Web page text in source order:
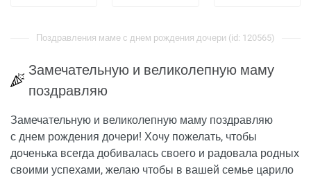
Поздравления маме с днем рождения дочери (id: 120565)
Замечательную и великолепную маму
поздравляю
Замечательную и великолепную маму поздравляю
с днем рождения дочери! Хочу пожелать, чтобы
доченька всегда добивалась своего и радовала родных
своими успехами, желаю чтобы в вашей семье царило